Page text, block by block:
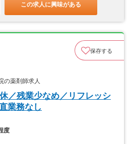
この求人に興味がある
保存する
薬剤師求人
／残業少なめ／リフレッシ
業務なし
度